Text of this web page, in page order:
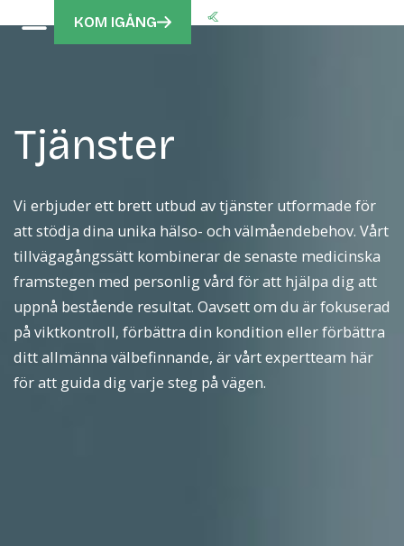
KOM IGÅNG
Tjänster
Vi erbjuder ett brett utbud av tjänster utformade för
att stödja dina unika hälso- och välmåendebehov. Vårt
tillvägagångssätt kombinerar de senaste medicinska
framstegen med personlig vård för att hjälpa dig att
uppnå bestående resultat. Oavsett om du är fokuserad
på viktkontroll, förbättra din kondition eller förbättra
ditt allmänna välbefinnande, är vårt expertteam här
för att guida dig varje steg på vägen.